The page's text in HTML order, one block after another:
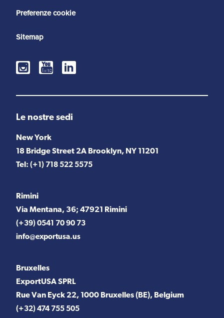
Preferenze cookie
Sitemap
Le nostre sedi
New York
18 Bridge Street 2A Brooklyn, NY 11201
Tel: (+1) 718 522 5575
Rimini
Via Mentana, 36; 47921 Rimini
(+39) 0541 70 90 73
info@exportusa.us
Bruxelles
ExportUSA SPRL
Rue Van Eyck 22, 1000 Bruxelles (BE), Belgium
(+32) 474 755 505